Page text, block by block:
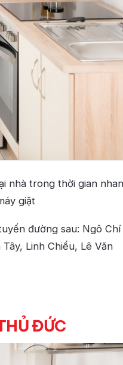
nhà trong thời gian
giặt
đường sau: Ngô Chí
Linh Chiểu, Lê Văn
ĐỨC